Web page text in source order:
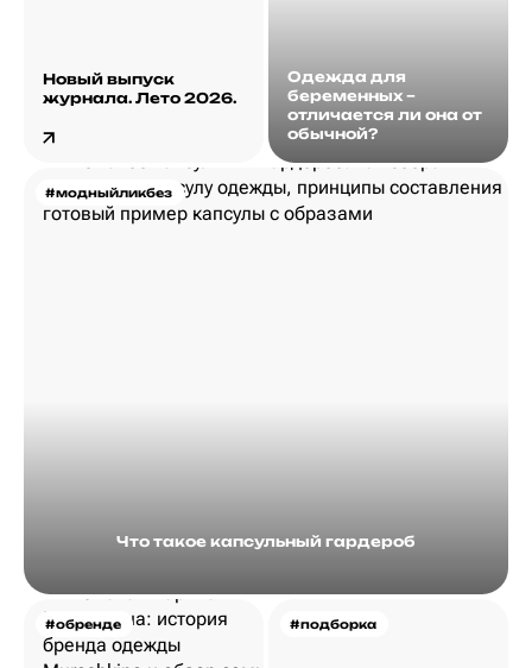
Новый выпуск
журнала. Лето 2026.
Одежда для
беременных –
отличается ли она от
обычной?
#модныйликбез
Что такое капсульный гардероб
#обренде #подборка